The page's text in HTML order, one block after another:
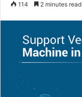
114 2 minutes read